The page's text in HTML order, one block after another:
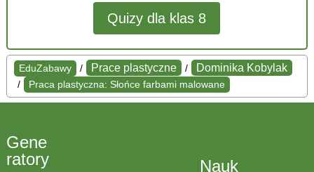
Quizy dla klas 8
EduZabawy / Prace plastyczne / Dominika Kobylak
/ Praca plastyczna: Słońce farbami malowane
Gene
ratory
Nauk